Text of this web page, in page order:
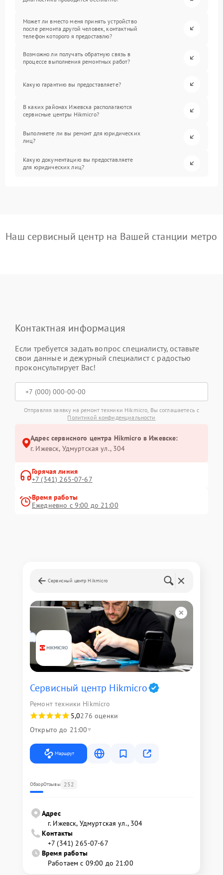
Может ли вместо меня принять устройство
после ремонта другой человек, контактный
телефон которого я предоставлю?
Возможно ли получать обратную связь в
процессе выполнения ремонтных работ?
Какую гарантию вы предоставляете?
В каких районах Ижевска располагаются
сервисные центры Hikmicro?
Выполняете ли вы ремонт для юридических
лиц?
Какую документацию вы предоставляете
для юридических лиц?
Наш сервисный центр на Вашей станции метро
Контактная информация
Если требуется задать вопрос специалисту, оставьте
свои данные и дежурный специалист с радостью
проконсультирует Вас!
Отправляя заявку на ремонт техники Hikmicro, Вы соглашаетесь с
Политикой конфиденциальности
Адрес сервисного центра Hikmicro в Ижевске:
г. Ижевск, Удмуртская ул., 304
Горячая линия
+7 (341) 265-07-67
Время работы
Ежедневно с 9:00 до 21:00
Сервисный центр Hikmicro
Сервисный центр Hikmicro
Ремонт техники Hikmicro
5,0276 оценки
Открыто до 21:00
Маршрут
ОбзорОтзывы 252
Адрес
г. Ижевск, Удмуртская ул., 304
Контакты
+7 (341) 265-07-67
Время работы
Работаем с 09:00 до 21:00